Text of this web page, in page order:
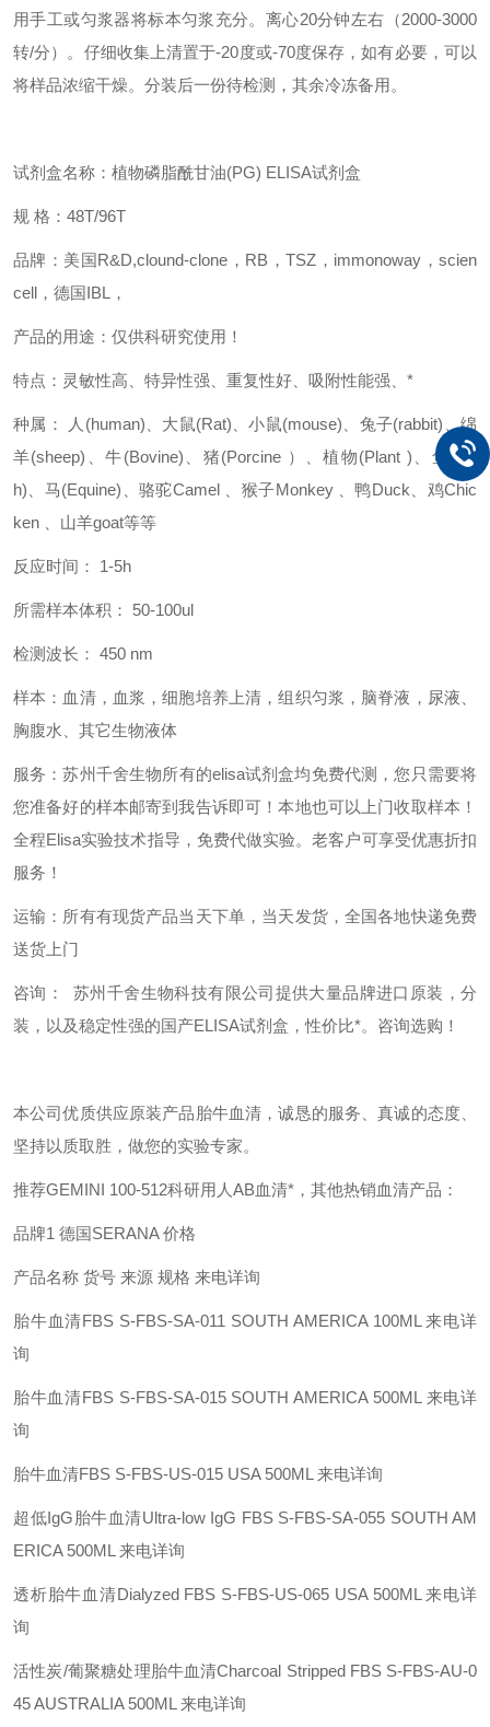
用手工或匀浆器将标本匀浆充分。离心20分钟左右（2000-3000
转/分）。仔细收集上清置于-20度或-70度保存，如有必要，可以
将样品浓缩干燥。分装后一份待检测，其余冷冻备用。
试剂盒名称：植物磷脂酰甘油(PG) ELISA试剂盒
规 格：48T/96T
品牌：美国R&D,clound-clone，RB，TSZ，immonoway，scien
cell，德国IBL，
产品的用途：仅供科研究使用！
特点：灵敏性高、特异性强、重复性好、吸附性能强、*
种属： 人(human)、大鼠(Rat)、小鼠(mouse)、兔子(rabbit)、绵
羊(sheep)、牛(Bovine)、猪(Porcine ）、植物(Plant )、鱼(Fis
h)、马(Equine)、骆驼Camel 、猴子Monkey 、鸭Duck、鸡Chic
ken 、山羊goat等等
反应时间： 1-5h
所需样本体积： 50-100ul
检测波长： 450 nm
样本：血清，血浆，细胞培养上清，组织匀浆，脑脊液，尿液、
胸腹水、其它生物液体
服务：苏州千舍生物所有的elisa试剂盒均免费代测，您只需要将
您准备好的样本邮寄到我告诉即可！本地也可以上门收取样本！
全程Elisa实验技术指导，免费代做实验。老客户可享受优惠折扣
服务！
运输：所有有现货产品当天下单，当天发货，全国各地快递免费
送货上门
咨询： 苏州千舍生物科技有限公司提供大量品牌进口原装，分
装，以及稳定性强的国产ELISA试剂盒，性价比*。咨询选购！
本公司优质供应原装产品胎牛血清，诚恳的服务、真诚的态度、
坚持以质取胜，做您的实验专家。
推荐GEMINI 100-512科研用人AB血清*，其他热销血清产品：
品牌1 德国SERANA 价格
产品名称 货号 来源 规格 来电详询
胎牛血清FBS S-FBS-SA-011 SOUTH AMERICA 100ML 来电详
询
胎牛血清FBS S-FBS-SA-015 SOUTH AMERICA 500ML 来电详
询
胎牛血清FBS S-FBS-US-015 USA 500ML 来电详询
超低IgG胎牛血清Ultra-low IgG FBS S-FBS-SA-055 SOUTH AM
ERICA 500ML 来电详询
透析胎牛血清Dialyzed FBS S-FBS-US-065 USA 500ML 来电详
询
活性炭/葡聚糖处理胎牛血清Charcoal Stripped FBS S-FBS-AU-0
45 AUSTRALIA 500ML 来电详询